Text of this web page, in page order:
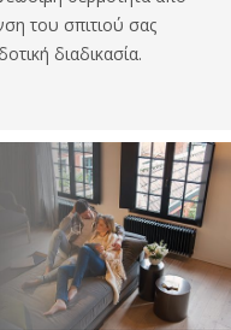
του σπιτιού σας
διαδικασία.